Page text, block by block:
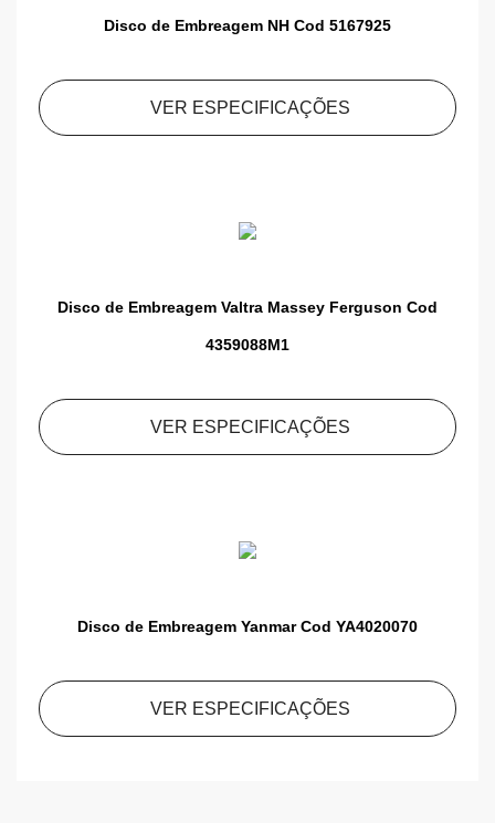
Disco de Embreagem NH Cod 5167925
VER ESPECIFICAÇÕES
Disco de Embreagem Valtra Massey Ferguson Cod
4359088M1
VER ESPECIFICAÇÕES
Disco de Embreagem Yanmar Cod YA4020070
VER ESPECIFICAÇÕES